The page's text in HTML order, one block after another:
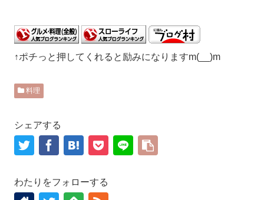
↑ポチっと押してくれると励みになりますm(__)m
料理
シェアする
わたりをフォローする